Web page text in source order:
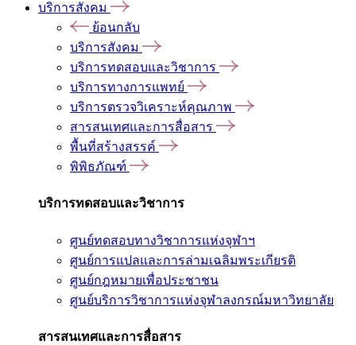
บริการสังคม
ย้อนกลับ
บริการสังคม
บริการทดสอบและวิชาการ
บริการทางการแพทย์
บริการตรวจวิเคราะห์คุณภาพ
สารสนเทศและการสื่อสาร
พื้นที่สร้างสรรค์
พิพิธภัณฑ์
บริการทดสอบและวิชาการ
ศูนย์ทดสอบทางวิชาการแห่งจุฬาฯ
ศูนย์การแปลและการล่ามเฉลิมพระเกียรติ
ศูนย์กฎหมายเพื่อประชาชน
ศูนย์บริการวิชาการแห่งจุฬาลงกรณ์มหาวิทยาลัย
สารสนเทศและการสื่อสาร